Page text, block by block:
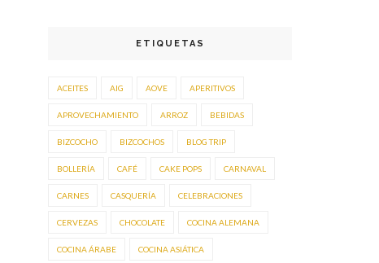
ETIQUETAS
ACEITES AIG AOVE APERITIVOS
APROVECHAMIENTO ARROZ BEBIDAS
BIZCOCHO BIZCOCHOS BLOG TRIP
BOLLERÍA CAFÉ CAKE POPS CARNAVAL
CARNES CASQUERÍA CELEBRACIONES
CERVEZAS CHOCOLATE COCINA ALEMANA
COCINA ÁRABE COCINA ASIÁTICA